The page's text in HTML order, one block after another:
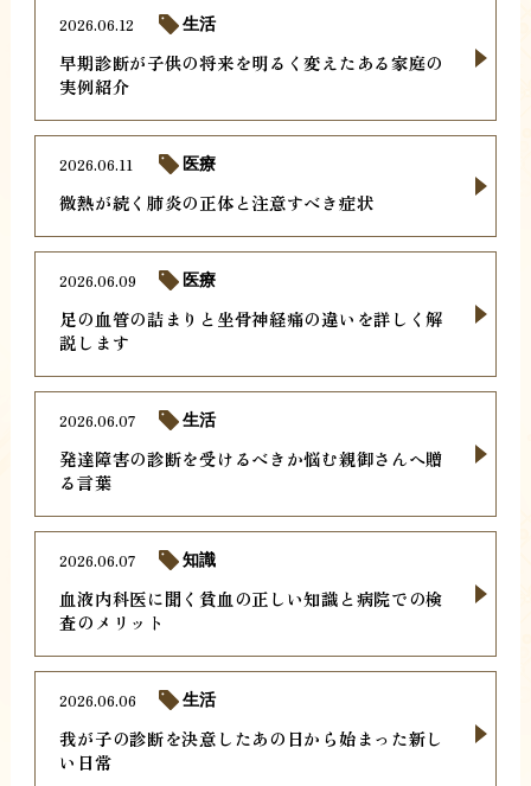
早期診断が子供の将来を明るく変えたある家庭の
実例紹介
2026.06.12 生活
微熱が続く肺炎の正体と注意すべき症状
2026.06.11 医療
足の血管の詰まりと坐骨神経痛の違いを詳しく解
説します
2026.06.09 医療
発達障害の診断を受けるべきか悩む親御さんへ贈
る言葉
2026.06.07 生活
血液内科医に聞く貧血の正しい知識と病院での検
査のメリット
2026.06.07 知識
我が子の診断を決意したあの日から始まった新し
い日常
2026.06.06 生活